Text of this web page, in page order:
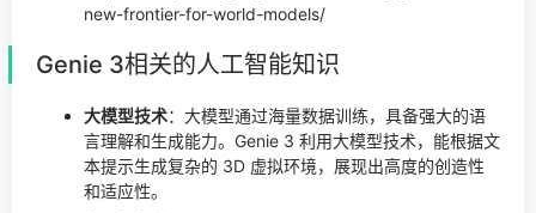
new-frontier-for-world-models/
Genie 3相关的人工智能知识
大模型技术：大模型通过海量数据训练，具备强大的语
言理解和生成能力。Genie 3 利用大模型技术，能根据文
本提示生成复杂的 3D 虚拟环境，展现出高度的创造性
和适应性。